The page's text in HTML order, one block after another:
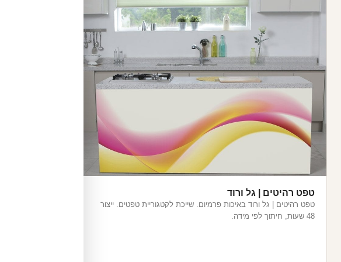
טפט רהיטים | גל ורוד
טפט רהיטים | גל ורוד באיכות פרמיום. שייכת לקטגוריית טפטים. ייצור
48 שעות, חיתוך לפי מידה.